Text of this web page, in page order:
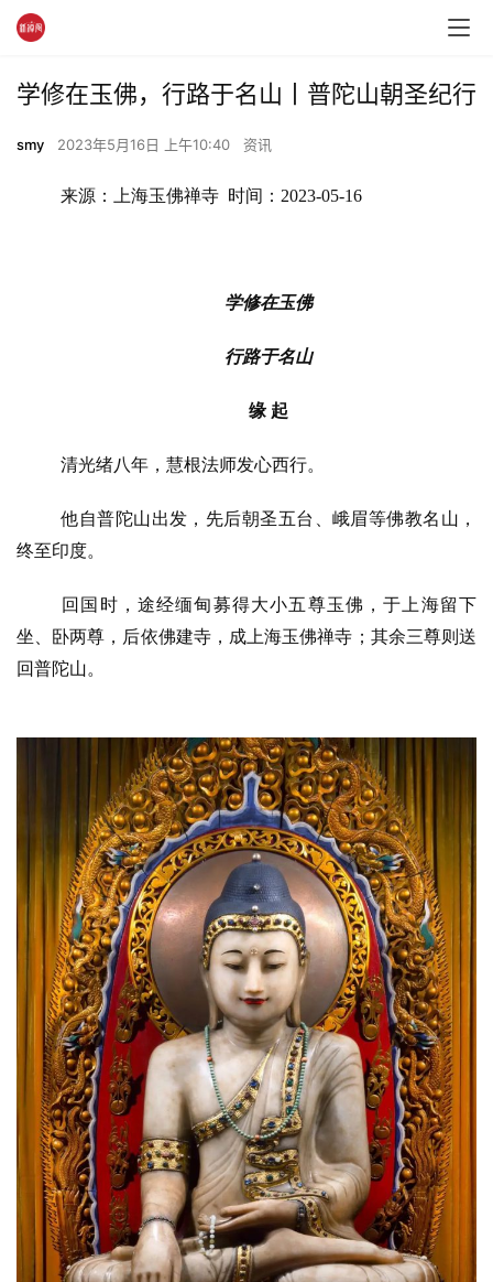
学修在玉佛，行路于名山丨普陀山朝圣纪行
smy 2023年5月16日 上午10:40 资讯
来源：上海玉佛禅寺  时间：2023-05-16
学修在玉佛
行路于名山
缘 起
清光绪八年，慧根法师发心西行。
他自普陀山出发，先后朝圣五台、峨眉等佛教名山，
终至印度。
回国时，途经缅甸募得大小五尊玉佛，于上海留下
坐、卧两尊，后依佛建寺，成上海玉佛禅寺；其余三尊则送
回普陀山。